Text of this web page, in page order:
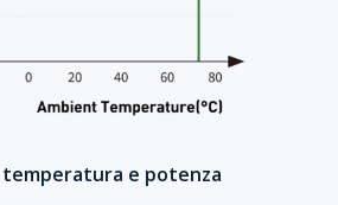
temperatura e potenza